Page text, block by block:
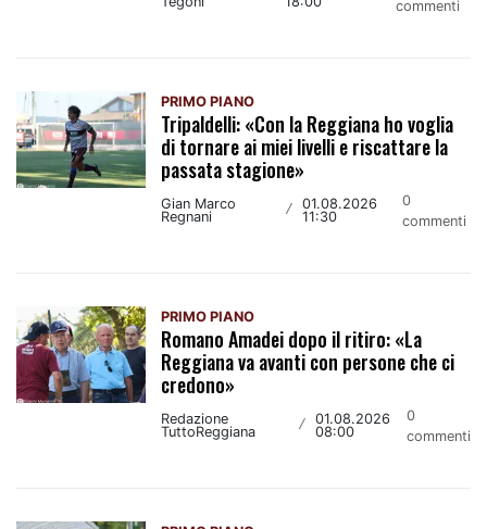
commenti
PRIMO PIANO
Tripaldelli: «Con la Reggiana ho voglia
di tornare ai miei livelli e riscattare la
passata stagione»
Gian Marco
Regnani
/ 01.08.2026
11:30
0
commenti
PRIMO PIANO
Romano Amadei dopo il ritiro: «La
Reggiana va avanti con persone che ci
credono»
Redazione
TuttoReggiana
/
01.08.2026
08:00
0
commenti